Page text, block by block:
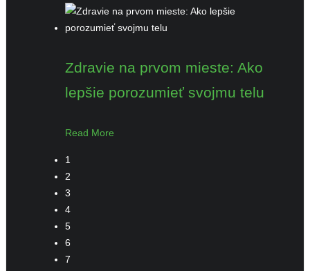
Zdravie na prvom mieste: Ako
lepšie porozumieť svojmu telu
Read More
1
2
3
4
5
6
7